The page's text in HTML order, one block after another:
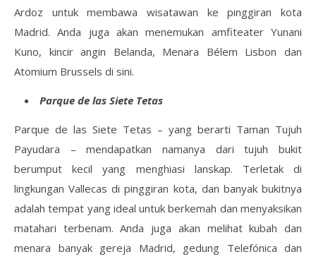
Ardoz untuk membawa wisatawan ke pinggiran kota
Madrid. Anda juga akan menemukan amfiteater Yunani
Kuno, kincir angin Belanda, Menara Bélem Lisbon dan
Atomium Brussels di sini.
Parque de las Siete Tetas
Parque de las Siete Tetas – yang berarti Taman Tujuh
Payudara – mendapatkan namanya dari tujuh bukit
berumput kecil yang menghiasi lanskap. Terletak di
lingkungan Vallecas di pinggiran kota, dan banyak bukitnya
adalah tempat yang ideal untuk berkemah dan menyaksikan
matahari terbenam. Anda juga akan melihat kubah dan
menara banyak gereja Madrid, gedung Telefónica dan